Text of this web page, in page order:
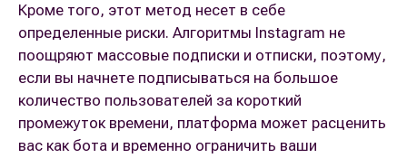
Кроме того, этот метод несет в себе
определенные риски. Алгоритмы Instagram не
поощряют массовые подписки и отписки, поэтому,
если вы начнете подписываться на большое
количество пользователей за короткий
промежуток времени, платформа может расценить
вас как бота и временно ограничить ваши